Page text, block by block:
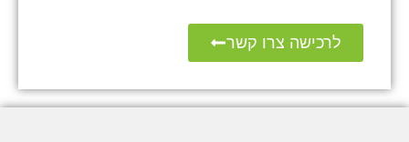
לרכישה צרו קשר